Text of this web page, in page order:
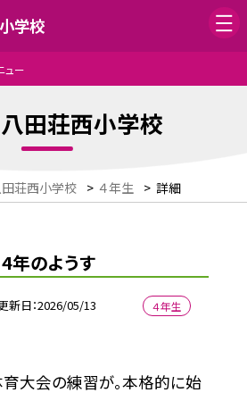
学校
ュー
田荘西小学校
荘西小学校 > ４年生 > 詳細
のようす
新日 2026/05/13 ４年生
大会の練習が。本格的に始